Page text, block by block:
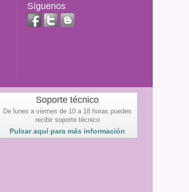
Síguenos
Soporte técnico
De lunes a viernes de 10 a 18 horas puedes
recibir soporte técnico
Pulsar aquí para más información